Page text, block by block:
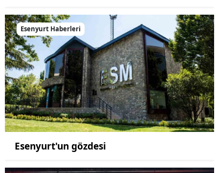
Esenyurt Haberleri
Esenyurt'un gözdesi